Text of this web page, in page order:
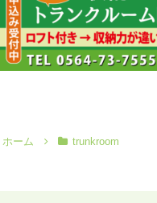
ホーム trunkroom